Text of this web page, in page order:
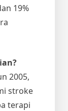
19%
2005,
stroke
terapi